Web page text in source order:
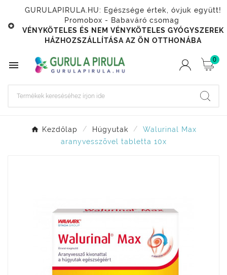

GURULAPIRULA.HU: Egészsége értek, óvjuk együtt!
Promobox - Babaváró csomag
VÉNYKÖTELES ÉS NEM VÉNYKÖTELES GYÓGYSZEREK
HÁZHOZSZÁLLÍTÁSA AZ ÖN OTTHONÁBA
 0
Kezdőlap Húgyutak
Walurinal Max
aranyvesszõvel tabletta 10x